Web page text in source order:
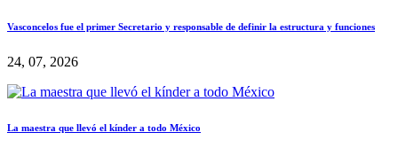
Vasconcelos fue el primer Secretario y responsable de definir la estructura y funciones
24, 07, 2026
La maestra que llevó el kínder a todo México